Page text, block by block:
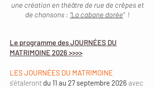
une création en théâtre de rue de crêpes et
de chansons : "La cabane dorée" !
Le programme des JOURNÉES DU
MATRIMOINE 2026 >>>>
LES JOURNÉES DU MATRIMOINE
s'étaleront du 11 au 27 septembre 2026 avec